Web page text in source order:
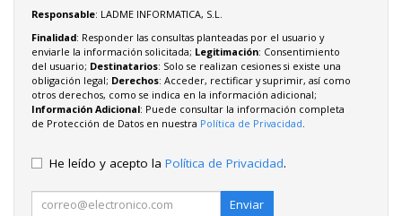
Responsable: LADME INFORMATICA, S.L.
Finalidad: Responder las consultas planteadas por el usuario y
enviarle la información solicitada; Legitimación: Consentimiento
del usuario; Destinatarios: Solo se realizan cesiones si existe una
obligación legal; Derechos: Acceder, rectificar y suprimir, así como
otros derechos, como se indica en la información adicional;
Información Adicional: Puede consultar la información completa
de Protección de Datos en nuestra Política de Privacidad.
He leído y acepto la Política de Privacidad.
Enviar